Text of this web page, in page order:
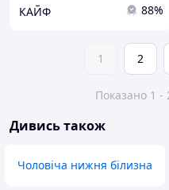
КАЙФ 88%
1 2
Показано 1 -
Дивись також
Чоловіча нижня білизна